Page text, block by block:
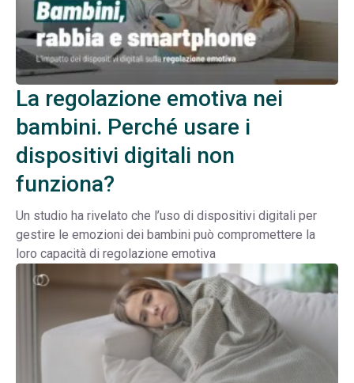
La regolazione emotiva nei
bambini. Perché usare i
dispositivi digitali non
funziona?
Un studio ha rivelato che l’uso di dispositivi digitali per
gestire le emozioni dei bambini può compromettere la
loro capacità di regolazione emotiva